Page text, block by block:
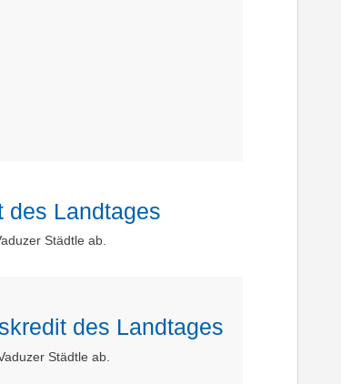
des Landtages
Städtle ab.
des Landtages
Städtle ab.